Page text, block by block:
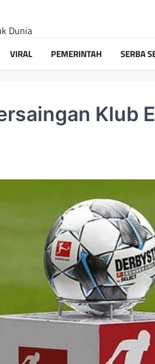
Dunia
VIRAL PEMERINTAH SERBA
Klub